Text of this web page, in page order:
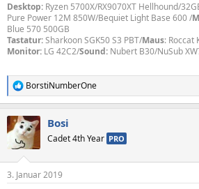
Desktop: Ryzen 5700X/RX9070XT Hellhound/
Pure Power 12M 850W/Bequiet Light Base 600 /
Blue 570 500GB
Tastatur:Sharkoon SGK50 S3 PBT/Maus: Roccat
Monitor: LG 42C2/Sound: Nubert B30/NuSub
R
e
k
t
i
e
BorstiNumberOne
Bosi
Cadet 4th Year PRO
3. Januar 2019